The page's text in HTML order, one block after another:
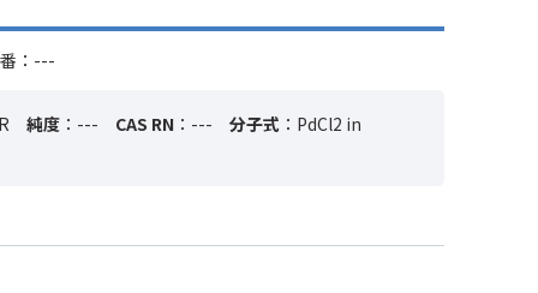
：---
純度 ：--- CAS RN ：--- 分子式 ：PdCl2 in